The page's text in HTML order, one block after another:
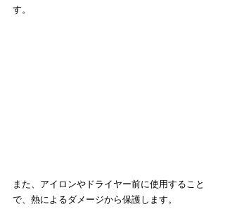
す。
また、アイロンやドライヤー前に使用すること
で、熱によるダメージから保護します。